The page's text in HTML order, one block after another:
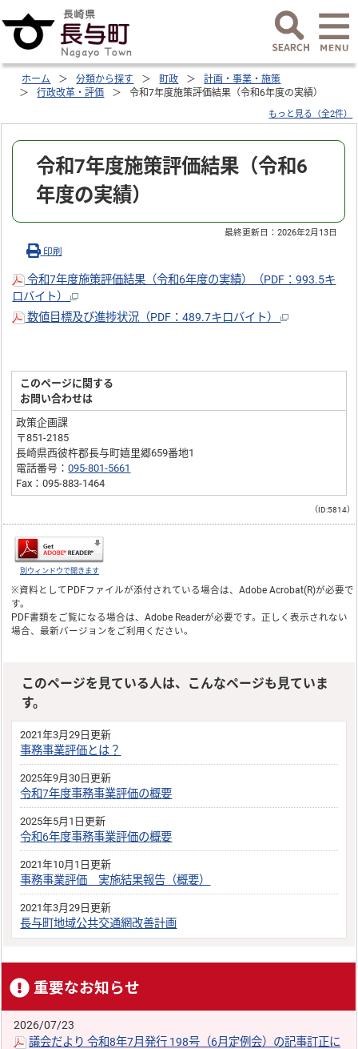
ホーム 分類から探す 町政
計画・事業・施策
行政改革・評価
令和7年度施策評価結果（令和6年度の実績）
もっと見る（全2件）
令和7年度施策評価結果（令和6
年度の実績）
最終更新日：2026年2月13日
印刷
令和7年度施策評価結果（令和6年度の実績）（PDF：993.5キ
ロバイト）
数値目標及び進捗状況（PDF：489.7キロバイト）
このページに関する
お問い合わせは
政策企画課
〒851-2185
長崎県西彼杵郡長与町嬉里郷659番地1
電話番号：095-801-5661
Fax：095-883-1464
（ID:5814）
別ウィンドウで開きます
※資料としてPDFファイルが添付されている場合は、Adobe Acrobat(R)が必要で
す。
PDF書類をご覧になる場合は、Adobe Readerが必要です。正しく表示されない
場合、最新バージョンをご利用ください。
このページを見ている人は、こんなページも見ていま
す。
2021年3月29日更新
事務事業評価とは？
2025年9月30日更新
令和7年度事務事業評価の概要
2025年5月1日更新
令和6年度事務事業評価の概要
2021年10月1日更新
事務事業評価 実施結果報告（概要）
2021年3月29日更新
長与町地域公共交通網改善計画
重要なお知らせ
2026/07/23
議会だより 令和8年7月発行 198号（6月定例会）の記事訂正に